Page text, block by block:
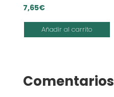
7,65€
Añadir al carrito
Comentarios